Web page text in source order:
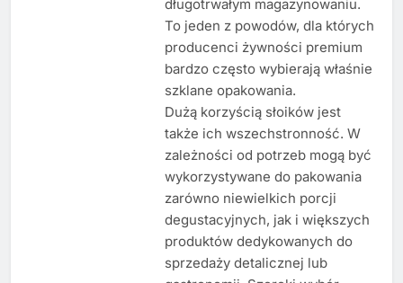
długotrwałym magazynowaniu.
To jeden z powodów, dla których
producenci żywności premium
bardzo często wybierają właśnie
szklane opakowania.
Dużą korzyścią słoików jest
także ich wszechstronność. W
zależności od potrzeb mogą być
wykorzystywane do pakowania
zarówno niewielkich porcji
degustacyjnych, jak i większych
produktów dedykowanych do
sprzedaży detalicznej lub